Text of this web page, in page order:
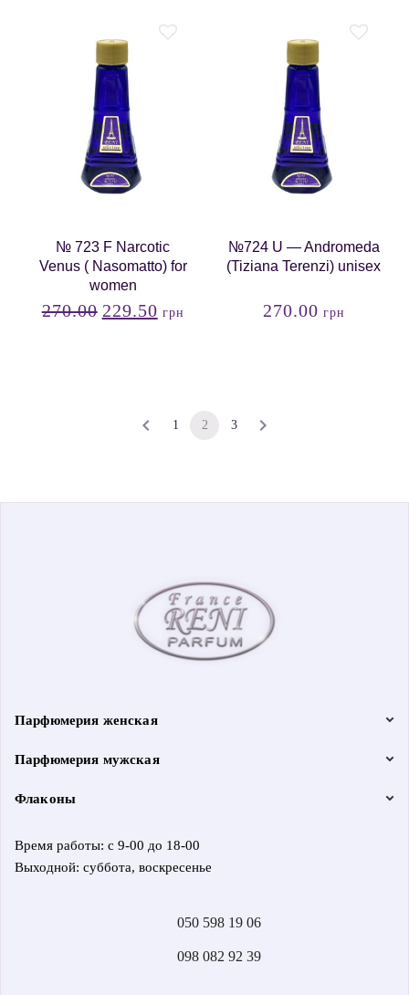
№ 723 F Narcotic
Venus ( Nasomatto) for
women
270.00 229.50 грн
№724 U — Andromeda
(Tiziana Terenzi) unisex
270.00 грн
1 2 3
Парфюмерия женская
Парфюмерия мужская
Флаконы
Время работы: с 9-00 до 18-00
Выходной: суббота, воскресенье
050 598 19 06
098 082 92 39